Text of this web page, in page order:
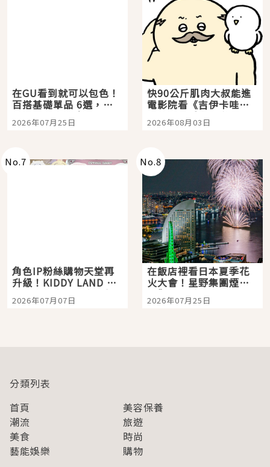
在GU看到就可以包色！
百搭基礎單品 6選，閉
眼全收也不心疼
2026年07月25日
快90公斤肌肉大叔能進
電影院看《吉伊卡哇》
嗎？日本重金屬樂團
「打首」會長與nagano
2026年08月03日
No.7
角色IP粉絲購物天堂再
升級！KIDDY LAND 原
宿店吉伊卡哇迎客，新
開幕 OMOKADO 店3分
2026年07月07日
No.8
在飯店裡看日本夏季花
火大會！星野集團煙火
景觀飯店6選，讓你不用
人擠人悠閒欣賞
2026年07月25日
分類列表
首頁
美容保養
潮流
旅遊
美食
時尚
藝能娛樂
購物